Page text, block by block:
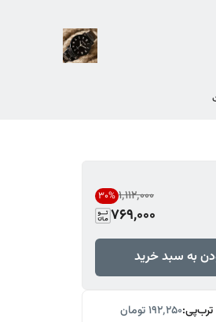
۱٬۱۱۲٬۰۰۰ 30%
769,000
به سبد خرید
۱۹۲٬۲۵۰تومان